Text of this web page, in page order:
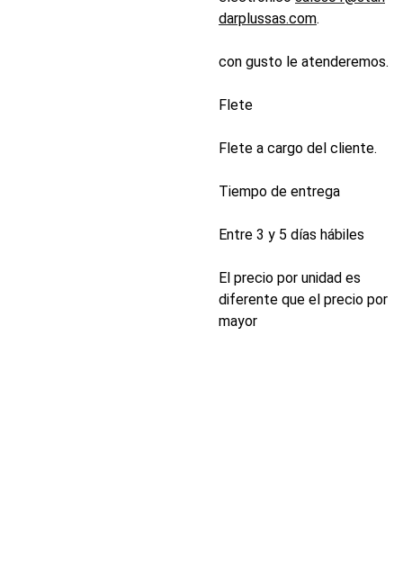
darplussas.com.
con gusto le atenderemos.
Flete
Flete a cargo del cliente.
Tiempo de entrega
Entre 3 y 5 días hábiles
El precio por unidad es
diferente que el precio por
mayor